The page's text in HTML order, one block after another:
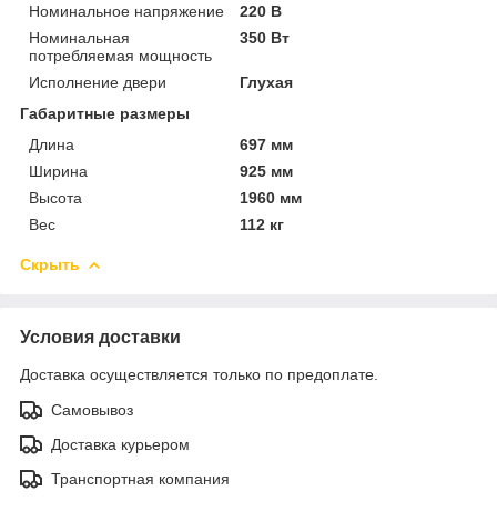
Номинальное напряжение
220 В
Номинальная
потребляемая мощность
350 Вт
Исполнение двери
Глухая
Габаритные размеры
Длина
697 мм
Ширина
925 мм
Высота
1960 мм
Вес
112 кг
Скрыть
Условия доставки
Доставка осуществляется только по предоплате.
Самовывоз
Доставка курьером
Транспортная компания